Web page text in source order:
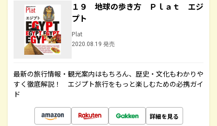
１９ 地球の歩き方 Ｐｌａｔ エジ
プト
Plat
2020.08.19 発売
最新の旅行情報・観光案内はもちろん、歴史・文化もわかりや
すく徹底解説！ エジプト旅行をもっと楽しむための必携ガイ
ド
詳細を見る